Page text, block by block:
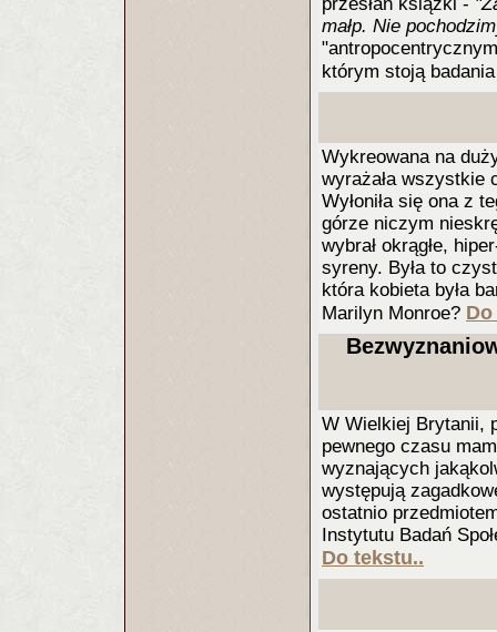
małp. Nie
którym stoją
Wykreowana na
wyrażała wszystkie
Wyłoniła się ona z
górze niczym
wybrał okrągłe,
syreny. Była to
która kobieta była
Marilyn Monroe?
W Wielkiej Brytanii,
pewnego czasu
wyznających
występują
ostatnio
Instytutu Badań
Do tekstu..